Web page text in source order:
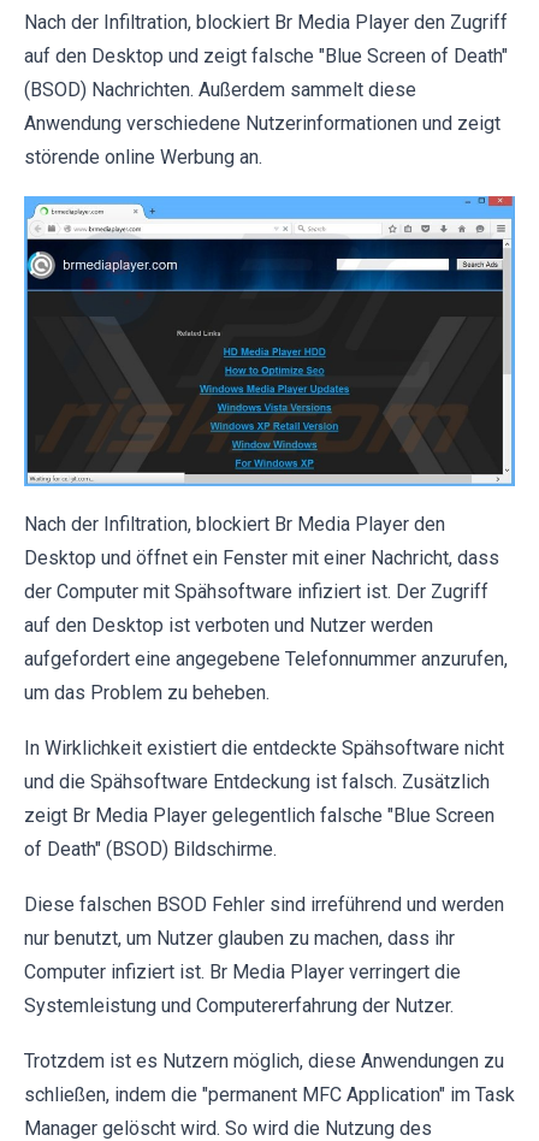
Nach der Infiltration, blockiert Br Media Player den Zugriff
auf den Desktop und zeigt falsche "Blue Screen of Death"
(BSOD) Nachrichten. Außerdem sammelt diese
Anwendung verschiedene Nutzerinformationen und zeigt
störende online Werbung an.
Nach der Infiltration, blockiert Br Media Player den
Desktop und öffnet ein Fenster mit einer Nachricht, dass
der Computer mit Spähsoftware infiziert ist. Der Zugriff
auf den Desktop ist verboten und Nutzer werden
aufgefordert eine angegebene Telefonnummer anzurufen,
um das Problem zu beheben.
In Wirklichkeit existiert die entdeckte Spähsoftware nicht
und die Spähsoftware Entdeckung ist falsch. Zusätzlich
zeigt Br Media Player gelegentlich falsche "Blue Screen
of Death" (BSOD) Bildschirme.
Diese falschen BSOD Fehler sind irreführend und werden
nur benutzt, um Nutzer glauben zu machen, dass ihr
Computer infiziert ist. Br Media Player verringert die
Systemleistung und Computererfahrung der Nutzer.
Trotzdem ist es Nutzern möglich, diese Anwendungen zu
schließen, indem die "permanent MFC Application" im Task
Manager gelöscht wird. So wird die Nutzung des